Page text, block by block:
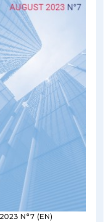
N°7 (EN)